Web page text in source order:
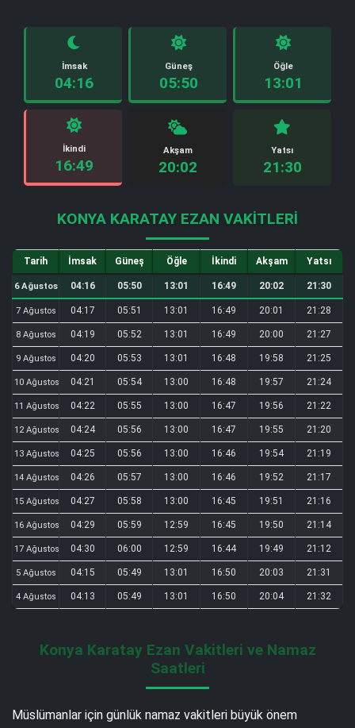
İmsak
04:16
Güneş
05:50
Öğle
13:01
İkindi
16:49
Akşam
20:02
Yatsı
21:30
KONYA KARATAY EZAN VAKITLERI
Tarih İmsak Güneş Öğle İkindi Akşam Yatsı
6 Ağustos 04:16 05:50 13:01 16:49 20:02 21:30
7 Ağustos 04:17 05:51 13:01 16:49 20:01 21:28
8 Ağustos 04:19 05:52 13:01 16:49 20:00 21:27
9 Ağustos 04:20 05:53 13:01 16:48 19:58 21:25
10 Ağustos 04:21 05:54 13:00 16:48 19:57 21:24
11 Ağustos 04:22 05:55 13:00 16:47 19:56 21:22
12 Ağustos 04:24 05:56 13:00 16:47 19:55 21:20
13 Ağustos 04:25 05:56 13:00 16:46 19:54 21:19
14 Ağustos 04:26 05:57 13:00 16:46 19:52 21:17
15 Ağustos 04:27 05:58 13:00 16:45 19:51 21:16
16 Ağustos 04:29 05:59 12:59 16:45 19:50 21:14
17 Ağustos 04:30 06:00 12:59 16:44 19:49 21:12
5 Ağustos 04:15 05:49 13:01 16:50 20:03 21:31
4 Ağustos 04:13 05:49 13:01 16:50 20:04 21:32
Konya Karatay Ezan Vakitleri ve Namaz
Saatleri
Müslümanlar için günlük namaz vakitleri büyük önem